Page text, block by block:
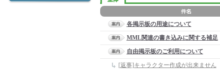
各掲示板の用途について
MML関連の書き込みに関する補足
自由掲示板のご利用について
[返事]キャラクター作成が出来ません